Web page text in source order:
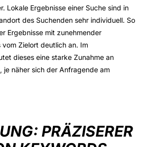
Lokale Ergebnisse einer Suche sind in
des Suchenden sehr individuell. So
Ergebnisse mit zunehmender
vom Zielort deutlich an. Im
dieses eine starke Zunahme an
je näher sich der Anfragende am
PRÄZISERER